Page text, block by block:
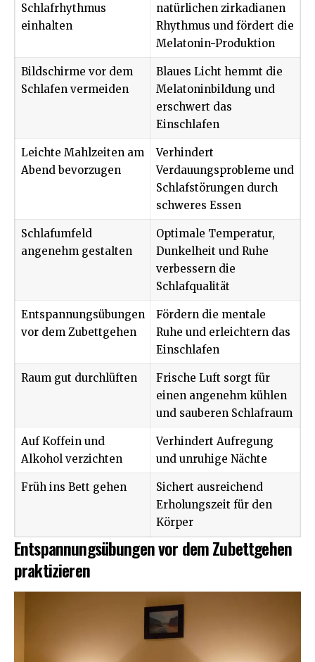
Schlafrhythmus
einhalten
natürlichen zirkadianen
Rhythmus und fördert die
Melatonin-Produktion
Bildschirme vor dem
Schlafen vermeiden
Blaues Licht hemmt die
Melatoninbildung und
erschwert das
Einschlafen
Leichte Mahlzeiten am
Abend bevorzugen
Verhindert
Verdauungsprobleme und
Schlafstörungen durch
schweres Essen
Schlafumfeld
angenehm gestalten
Optimale Temperatur,
Dunkelheit und Ruhe
verbessern die
Schlafqualität
Entspannungsübungen
vor dem Zubettgehen
Fördern die mentale
Ruhe und erleichtern das
Einschlafen
Raum gut durchlüften
Frische Luft sorgt für
einen angenehm kühlen
und sauberen Schlafraum
Auf Koffein und
Alkohol verzichten
Verhindert Aufregung
und unruhige Nächte
Früh ins Bett gehen
Sichert ausreichend
Erholungszeit für den
Körper
Entspannungsübungen vor dem Zubettgehen
praktizieren